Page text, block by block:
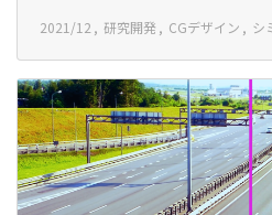
2021/12 研究開発 CGデザイン シ